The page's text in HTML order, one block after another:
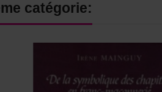
catégorie: